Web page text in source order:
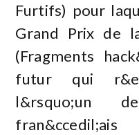
Furtifs) pour
Grand Prix de
(Fragments
futur qui
l&rsquo;un